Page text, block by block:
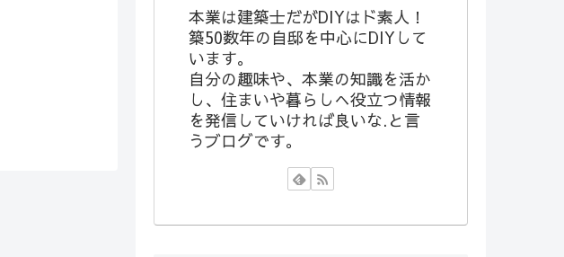
本業は建築士だがDIYはド素人！
築50数年の自邸を中心にDIYして
います。
自分の趣味や、本業の知識を活か
し、住まいや暮らしへ役立つ情報
を発信していければ良いな.と言
うブログです。